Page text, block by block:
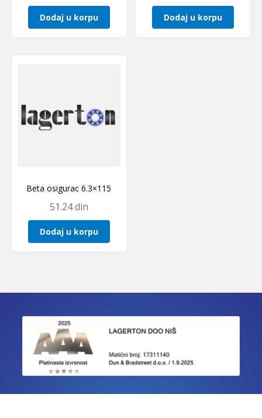
Dodaj u korpu Dodaj u korpu
Beta osigurac 6.3×115
51.24din
Dodaj u korpu